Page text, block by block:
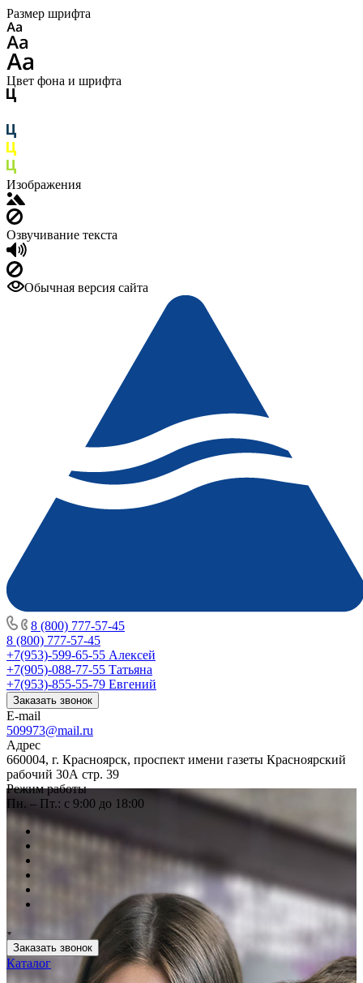
Размер шрифта
Цвет фона и шрифта
Изображения
Озвучивание текста
Обычная версия сайта
8 (800) 777-57-45
8 (800) 777-57-45
+7(953)-599-65-55 Алексей
+7(905)-088-77-55 Татьяна
+7(953)-855-55-79 Евгений
Заказать звонок
E-mail
509973@mail.ru
Адрес
660004, г. Красноярск, проспект имени газеты Красноярский
рабочий 30А стр. 39
Режим работы
Пн. – Пт.: с 9:00 до 18:00
Заказать звонок
Каталог